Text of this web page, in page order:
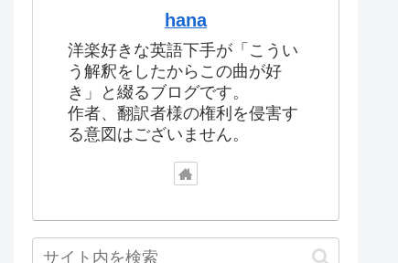
hana
洋楽好きな英語下手が「こうい
う解釈をしたからこの曲が好
き」と綴るブログです。
作者、翻訳者様の権利を侵害す
る意図はございません。